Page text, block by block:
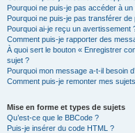
Pourquoi ne puis-je pas accéder à un
Pourquoi ne puis-je pas transférer de
Pourquoi ai-je reçu un avertissement
Comment puis-je rapporter des
À quoi sert le bouton « Enregistrer
sujet ?
Pourquoi mon message a-t-il besoin
Comment puis-je remonter mes
Mise en forme et types de sujets
Qu’est-ce que le BBCode ?
Puis-je insérer du code HTML ?